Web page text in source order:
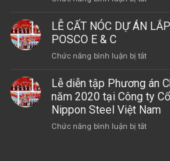
DỰ
A2
–
NHÀ
MÁY
MERRY
NAM)
ÁN
HÓA
MIỀN
NAM
ĐỘNG
DỰNG
ÁN
NUÔI
TRỒNG
SẠCH
LỄ CẤT NÓC DỰ ÁN
POSCO E & C
Chức năng bình luận bị tắtở
CẤT
NÓC
DỰ
ÁN
LẮP
Lễ diễn tập Phương án
năm 2020 tại Công ty
Nippon Steel Việt Nam
Chức năng bình luận bị tắtở